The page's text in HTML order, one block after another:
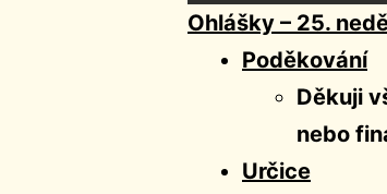
Ohlášky – 25.
Poděkování
Děkuji
nebo
Určice